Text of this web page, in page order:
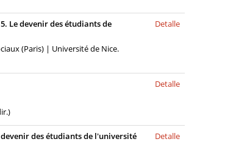
Le devenir des étudiants de
(Paris) | Université de Nice.
Detalle
Detalle
des étudiants de l'université
Detalle